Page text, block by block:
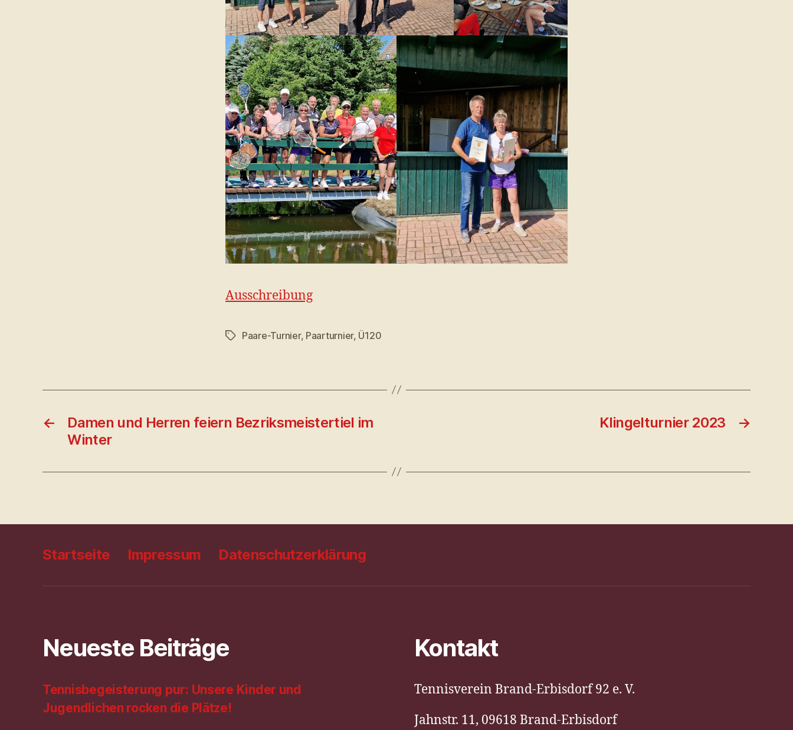
Ausschreibung
Schlagwörter
Paare-Turnier, Paarturnier, Ü120
←
Damen und Herren feiern Bezriksmeistertiel im
Winter
→
Klingelturnier 2023
Startseite Impressum Datenschutzerklärung
Neueste Beiträge
Tennisbegeisterung pur: Unsere Kinder und
Jugendlichen rocken die Plätze!
Kontakt
Tennisverein Brand-Erbisdorf 92 e. V.
Jahnstr. 11, 09618 Brand-Erbisdorf